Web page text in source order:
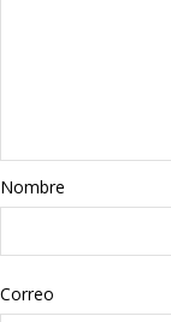
libros